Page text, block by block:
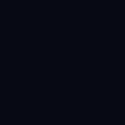
mukaan
IP-